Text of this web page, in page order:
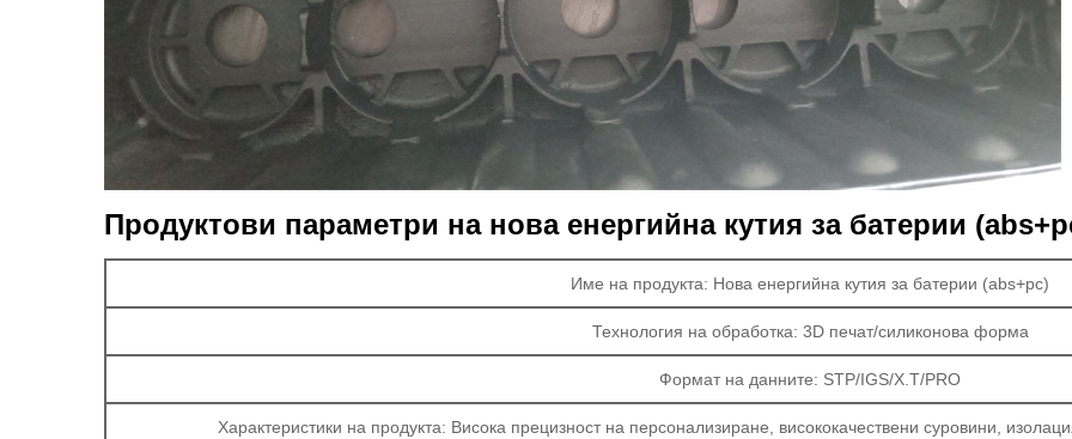
Продуктови параметри на нова енергийна кутия за батерии
Име на продукта: Нова енергийна кутия за батерии (abs+pc)
Технология на обработка: 3D печат/силиконова форма
Формат на данните: STP/IGS/X.T/PRO
Характеристики на продукта: Висока прецизност на персонализиране, висококачествени суровини,